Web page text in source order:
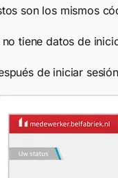
son los mismos
no tiene datos de
de iniciar